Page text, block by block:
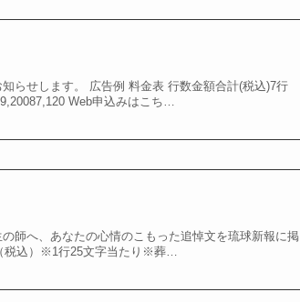
らせします。 広告例 料金表 行数金額合計(税込)7行
Web申込みはこち…
師へ、あなたの心情のこもった追悼文を琉球新報に掲
税込）※1行25文字当たり※葬…